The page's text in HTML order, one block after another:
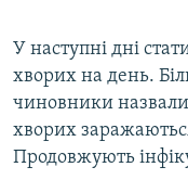
У наступні дні
хворих на день.
чиновники
хворих
Продовжують